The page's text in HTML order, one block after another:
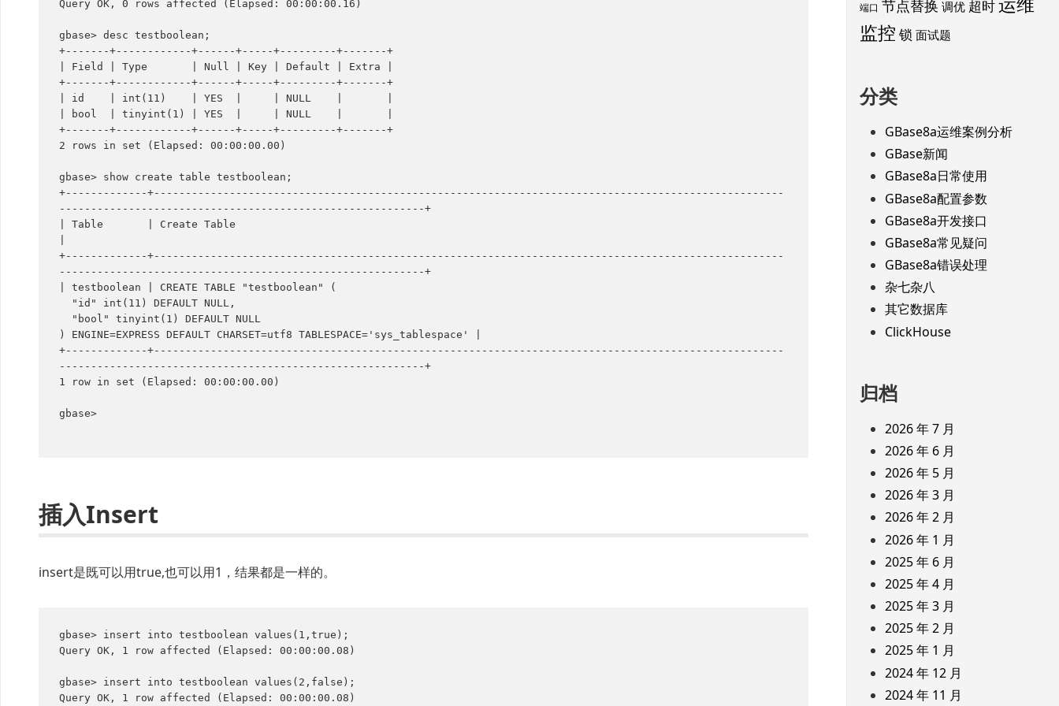
Query OK, 0 rows affected (Elapsed: 00:00:00.16)
gbase> desc testboolean;
+-------+------------+------+-----+---------+-------+
| Field | Type       | Null | Key | Default | Extra |
+-------+------------+------+-----+---------+-------+
| id    | int(11)    | YES  |     | NULL    |       |
| bool  | tinyint(1) | YES  |     | NULL    |       |
+-------+------------+------+-----+---------+-------+
2 rows in set (Elapsed: 00:00:00.00)
gbase> show create table testboolean;
+-------------+----------------------------------------------------------------------------------------------------
----------------------------------------------------------+
| Table       | Create Table
+-------------+----------------------------------------------------------------------------------------------------
----------------------------------------------------------+
| testboolean | CREATE TABLE "testboolean" (
) ENGINE=EXPRESS DEFAULT CHARSET=utf8 TABLESPACE='sys_tablespace' |
+-------------+----------------------------------------------------------------------------------------------------
----------------------------------------------------------+
1 row in set (Elapsed: 00:00:00.00)
gbase>
插入Insert
insert是既可以用true,也可以用1，结果都是一样的。
gbase> insert into testboolean values(1,true);
Query OK, 1 row affected (Elapsed: 00:00:00.08)
gbase> insert into testboolean values(2,false);
Query OK, 1 row affected (Elapsed: 00:00:00.08)
端口 节点替换 调优 超时
监控 锁 面试题
分类
GBase8a运维案例分析
GBase新闻
GBase8a日常使用
GBase8a配置参数
GBase8a开发接口
GBase8a常见疑问
GBase8a错误处理
杂七杂八
其它数据库
ClickHouse
归档
2026 年 7 月
2026 年 6 月
2026 年 5 月
2026 年 3 月
2026 年 2 月
2026 年 1 月
2025 年 6 月
2025 年 4 月
2025 年 3 月
2025 年 2 月
2025 年 1 月
2024 年 12 月
2024 年 11 月